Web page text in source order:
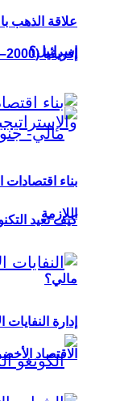
إسرائيل؟
كيف تعيد
مالي؟
علاقة الذهب
إفريقيا (2000–2026)
بناء اقتصادات
اللازمة
إدارة
الاقتصاد